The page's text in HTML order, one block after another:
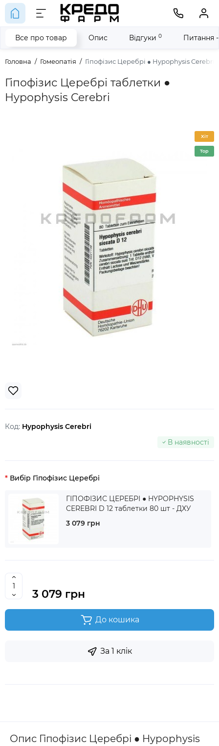
Головна Гомеопатія Гіпофізис Церебрі ● Hypophysis Cerebri
Гіпофізис Церебрі таблетки ●
Hypophysis Cerebri
Все про товар Опис Відгуки 0 Питання
Хіт
Top
Код: Hypophysis Cerebri
В наявності
Вибір Гіпофізис Церебрі
ГІПОФІЗИС ЦЕРЕБРІ ● HYPOPHYSIS
CEREBRI D 12 таблетки 80 шт - ДХУ
3 079 грн
3 079 грн
До кошика
За 1 клік
Опис Гіпофізис Церебрі ● Hypophysis